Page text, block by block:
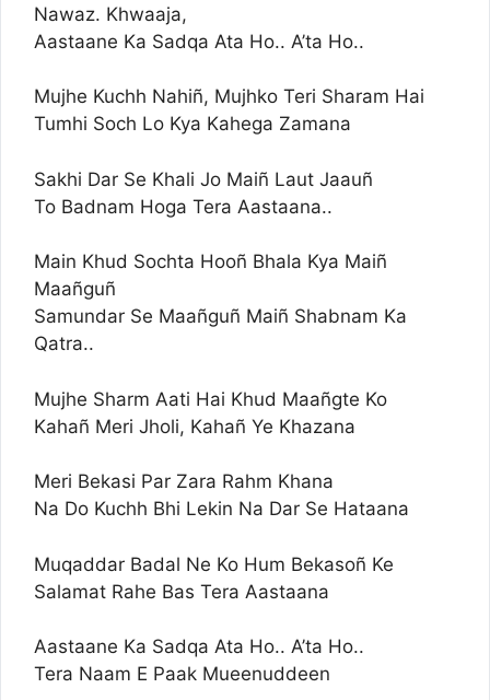
Nawaz. Khwaaja,
Aastaane Ka Sadqa Ata Ho.. A’ta Ho..
Mujhe Kuchh Nahiñ, Mujhko Teri Sharam Hai
Tumhi Soch Lo Kya Kahega Zamana
Sakhi Dar Se Khali Jo Maiñ Laut Jaauñ
To Badnam Hoga Tera Aastaana..
Main Khud Sochta Hooñ Bhala Kya Maiñ
Maañguñ
Samundar Se Maañguñ Maiñ Shabnam Ka
Qatra..
Mujhe Sharm Aati Hai Khud Maañgte Ko
Kahañ Meri Jholi, Kahañ Ye Khazana
Meri Bekasi Par Zara Rahm Khana
Na Do Kuchh Bhi Lekin Na Dar Se Hataana
Muqaddar Badal Ne Ko Hum Bekasoñ Ke
Salamat Rahe Bas Tera Aastaana
Aastaane Ka Sadqa Ata Ho.. A’ta Ho..
Tera Naam E Paak Mueenuddeen